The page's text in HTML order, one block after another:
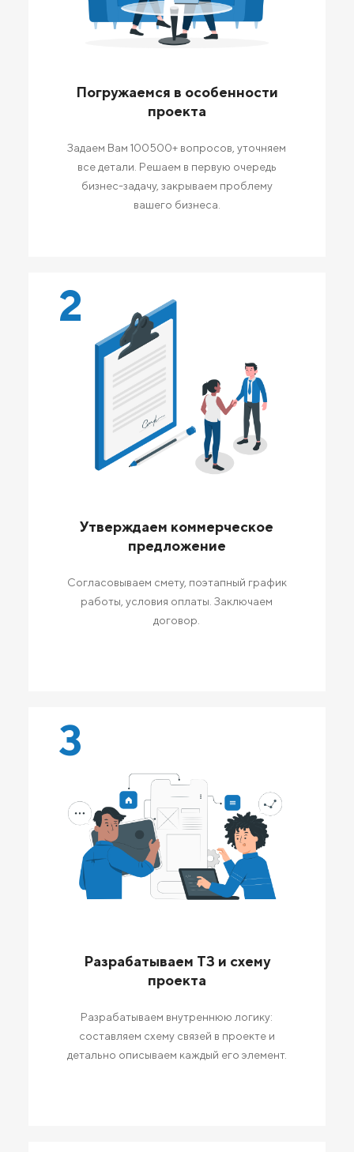
Погружаемся в особенности
проекта
Задаем Вам 100500+ вопросов, уточняем
все детали. Решаем в первую очередь
бизнес-задачу, закрываем проблему
вашего бизнеса.
2
Утверждаем коммерческое
предложение
Согласовываем смету, поэтапный график
работы, условия оплаты. Заключаем
договор.
3
Разрабатываем ТЗ и схему
проекта
Разрабатываем внутреннюю логику:
составляем схему связей в проекте и
детально описываем каждый его элемент.